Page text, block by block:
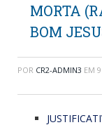
MORTA
BOM
POR CR2-ADMIN3 EM